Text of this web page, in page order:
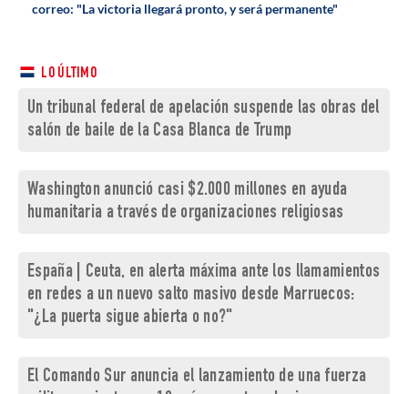
correo: "La victoria llegará pronto, y será permanente"
LO ÚLTIMO
Un tribunal federal de apelación suspende las obras del
salón de baile de la Casa Blanca de Trump
Washington anunció casi $2.000 millones en ayuda
humanitaria a través de organizaciones religiosas
España | Ceuta, en alerta máxima ante los llamamientos
en redes a un nuevo salto masivo desde Marruecos:
"¿La puerta sigue abierta o no?"
El Comando Sur anuncia el lanzamiento de una fuerza